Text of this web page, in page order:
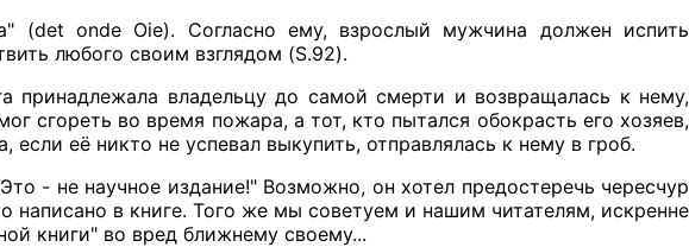
(det onde Oie). Согласно ему, взрослый мужчина должен испить
любого своим взглядом (S.92).
принадлежала владельцу до самой смерти и возвращалась к нему,
сгореть во время пожара, а тот, кто пытался обокрасть его хозяев,
её никто не успевал выкупить, отправлялась к нему в гроб.
- не научное издание!" Возможно, он хотел предостеречь чересчур
написано в книге. Того же мы советуем и нашим читателям, искренне
книги" во вред ближнему своему...